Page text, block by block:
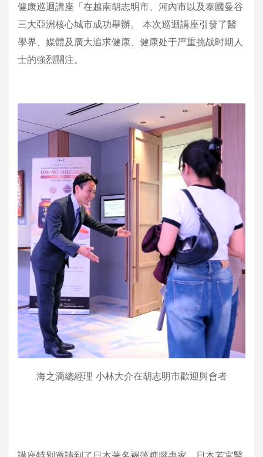
健康巡迴講座「在越南胡志明市、河內市以及泰國曼谷
三大亞洲核心城市成功舉辦。 本次巡迴講座引發了醫
學界、媒體及廣大追求健康、健康处于严重挑战时期人
士的強烈關注。
海之滴總經理 小林大介在胡志明市歡迎與會者